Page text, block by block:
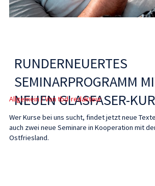
RUNDERNEUERTES
SEMINARPROGRAMM
NEUEN GLASFASER-
Allgemein / Von tbd-redakteur
Wer Kurse bei uns sucht, findet jetzt neue
auch zwei neue Seminare in Kooperation mit
Ostfriesland.